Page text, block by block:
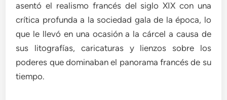
asentó el realismo francés del siglo XIX con una
crítica profunda a la sociedad gala de la época, lo
que le llevó en una ocasión a la cárcel a causa de
sus litografías, caricaturas y lienzos sobre los
poderes que dominaban el panorama francés de su
tiempo.